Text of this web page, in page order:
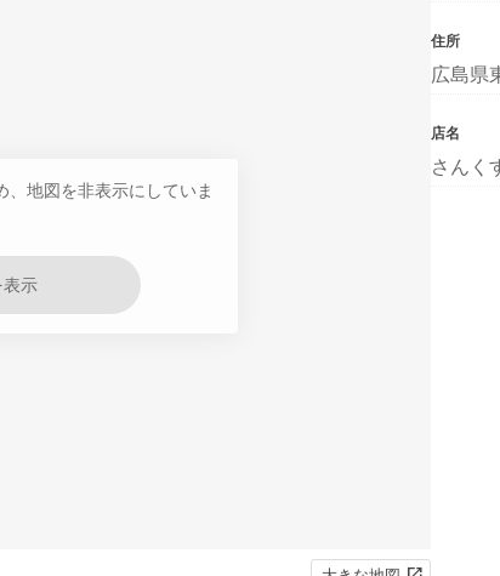
、地図を非表示にしていま
表示
住所
広島県
店名
さんく